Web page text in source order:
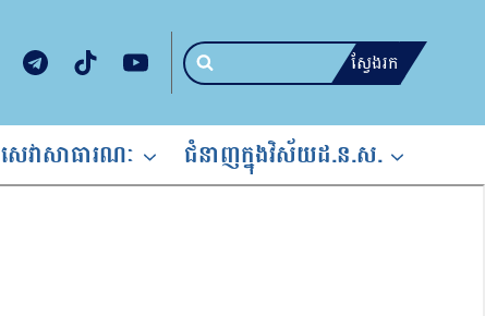
ស្វែងរក
សេវាសាធារណៈ ជំនាញក្នុងវិស័យដ.ន.ស.